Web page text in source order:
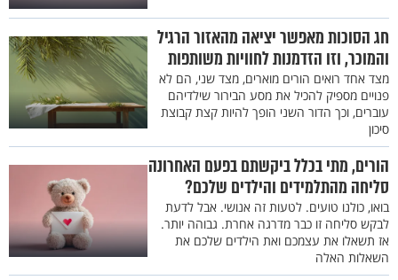
חג הסוכות מאפשר יציאה מהאזור הרגיל
והמוכר, וזו הזדמנות לחוויות משותפות
מצד אחד רואים הורים מוארים, מצד שני, הם לא
פנויים מספיק להכיל את מסע הבירור שילדיהם
עוברים, וכך הדור השני הופך להיות קצת קבוצת
סיכון
הורים, מתי בכלל ביקשתם בפעם האחרונה
סליחה מהתלמידים והילדים שלכם?
בואו, כולנו טועים. לטעות זה אנושי. אבל לדעת
לבקש סליחה זו כבר מדרגה אחרת. גבוהה יותר.
אז תשאלו את עצמכם ואת הילדים שלכם את
השאלות האלה